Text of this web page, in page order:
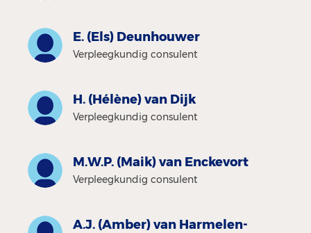
E. (Els) Deunhouwer
Verpleegkundig consulent
H. (Hélène) van Dijk
Verpleegkundig consulent
M.W.P. (Maik) van Enckevort
Verpleegkundig consulent
A.J. (Amber) van Harmelen-